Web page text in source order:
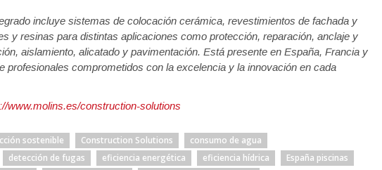
incluye sistemas de colocación cerámica, revestimientos de fachada y
y resinas para distintas aplicaciones como protección, reparación, anclaje y
aislamiento, alicatado y pavimentación. Está presente en España, Francia y
profesionales comprometidos con la excelencia y la innovación en cada
www.molins.es/construction-solutions
sostenible Construction Solutions
consumo de agua
detección de fugas eficiencia energética eficiencia hídrica
España piscinas